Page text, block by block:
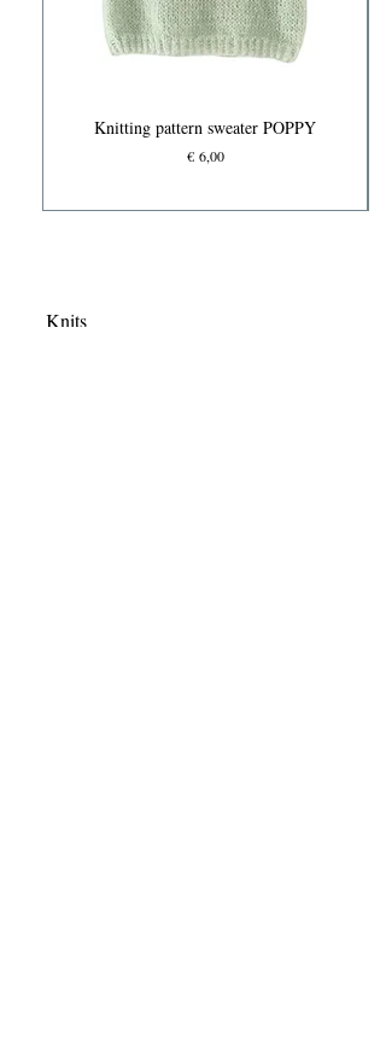
Knitting pattern sweater POPPY
Prijs
€ 6,00
Knits